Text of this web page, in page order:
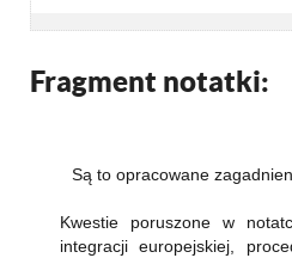
Fragment notatki:
Są to opracowane
Kwestie poruszone w
integracji europejskiej,